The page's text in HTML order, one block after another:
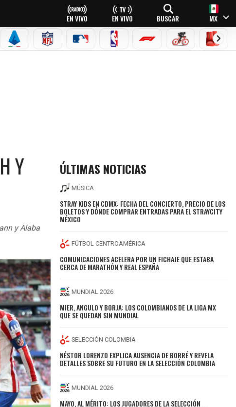
EN VIVO EN VIVO BUSCAR MX
LEAGUE
SERIE A NFL MLB NBA FÓRMULA 1CICLISMOBOXEO
Y
y Alaba
ÚLTIMAS NOTICIAS
MÚSICA
STRAY KIDS EN CDMX: FECHA DEL CONCIERTO, PRECIO DE LOS
BOLETOS Y DÓNDE COMPRAR ENTRADAS PARA EL STRAYCITY
MÉXICO
FÚTBOL CENTROAMÉRICA
COMUNICACIONES ACELERA POR UN FICHAJE QUE ESTABA
CERCA DE MARATHÓN Y REAL ESPAÑA
MUNDIAL 2026
MIER, ANGULO Y BORJA: LOS COLOMBIANOS DE LA LIGA MX
QUE SE QUEDAN SIN MUNDIAL
SELECCIÓN COLOMBIA
NÉSTOR LORENZO EXPLICA AUSENCIA DE BORRÉ Y REVELA
DETALLES SOBRE SU FUTURO EN LA SELECCIÓN COLOMBIA
MUNDIAL 2026
MAYO, AL MÉRITO: LOS JUGADORES DE LA SELECCIÓN